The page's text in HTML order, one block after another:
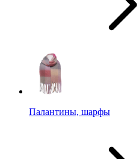
Палантины, шарфы